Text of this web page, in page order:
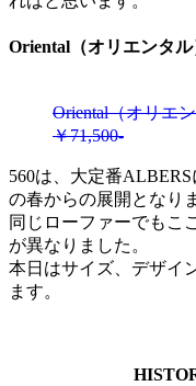
Oriental（オリエンタ
Oriental（オリ
￥71,500‐
560は、大定番
の春からの展開となり
同じローファーでもこ
が異なりました。
本日はサイズ、デザイ
ます。